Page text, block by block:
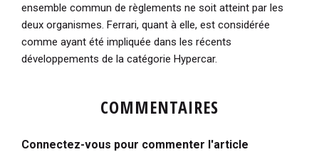
ensemble commun de règlements ne soit atteint par les
deux organismes. Ferrari, quant à elle, est considérée
comme ayant été impliquée dans les récents
développements de la catégorie Hypercar.
COMMENTAIRES
Connectez-vous pour commenter l'article